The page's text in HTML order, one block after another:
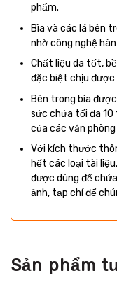
phẩm.
Bìa và các lá bên
nhờ công nghệ
Chất liệu da tốt,
đặc biệt chịu được
Bên trong bìa
sức chứa tối đa
của các văn phòng
Với kích thước
hết các loại tài
được dùng để
ảnh, tạp chí để
Sản phẩm